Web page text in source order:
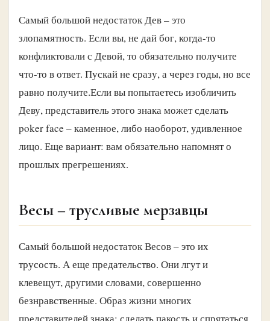
Самый большой недостаток Дев – это
злопамятность. Если вы, не дай бог, когда-то
конфликтовали с Девой, то обязательно получите
что-то в ответ. Пускай не сразу, а через годы, но все
равно получите.Если вы попытаетесь изобличить
Деву, представитель этого знака может сделать
poker face – каменное, либо наоборот, удивленное
лицо. Еще вариант: вам обязательно напомнят о
прошлых прегрешениях.
Весы – трусливые мерзавцы
Самый большой недостаток Весов – это их
трусость. А еще предательство. Они лгут и
клевещут, другими словами, совершенно
безнравственные. Образ жизни многих
представителей знака: сделать пакость и спрятаться